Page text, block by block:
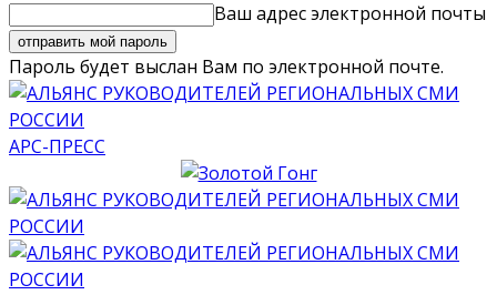
Ваш адрес электронной почты
Пароль будет выслан Вам по электронной почте.
АРС-ПРЕСС